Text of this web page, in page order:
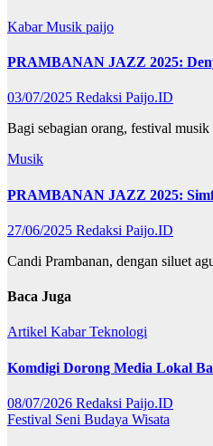
KabarMusik paijo
PRAMBANAN JAZZ 2025:
03/07/2025 Redaksi Paijo.ID
Bagi sebagian orang, festival
Musik
PRAMBANAN JAZZ 2025:
27/06/2025 Redaksi Paijo.ID
Candi Prambanan, dengan siluet
Baca Juga
Artikel KabarTeknologi
Komdigi Dorong Media Lokal
08/07/2026 Redaksi Paijo.ID
Festival Seni Budaya Wisata